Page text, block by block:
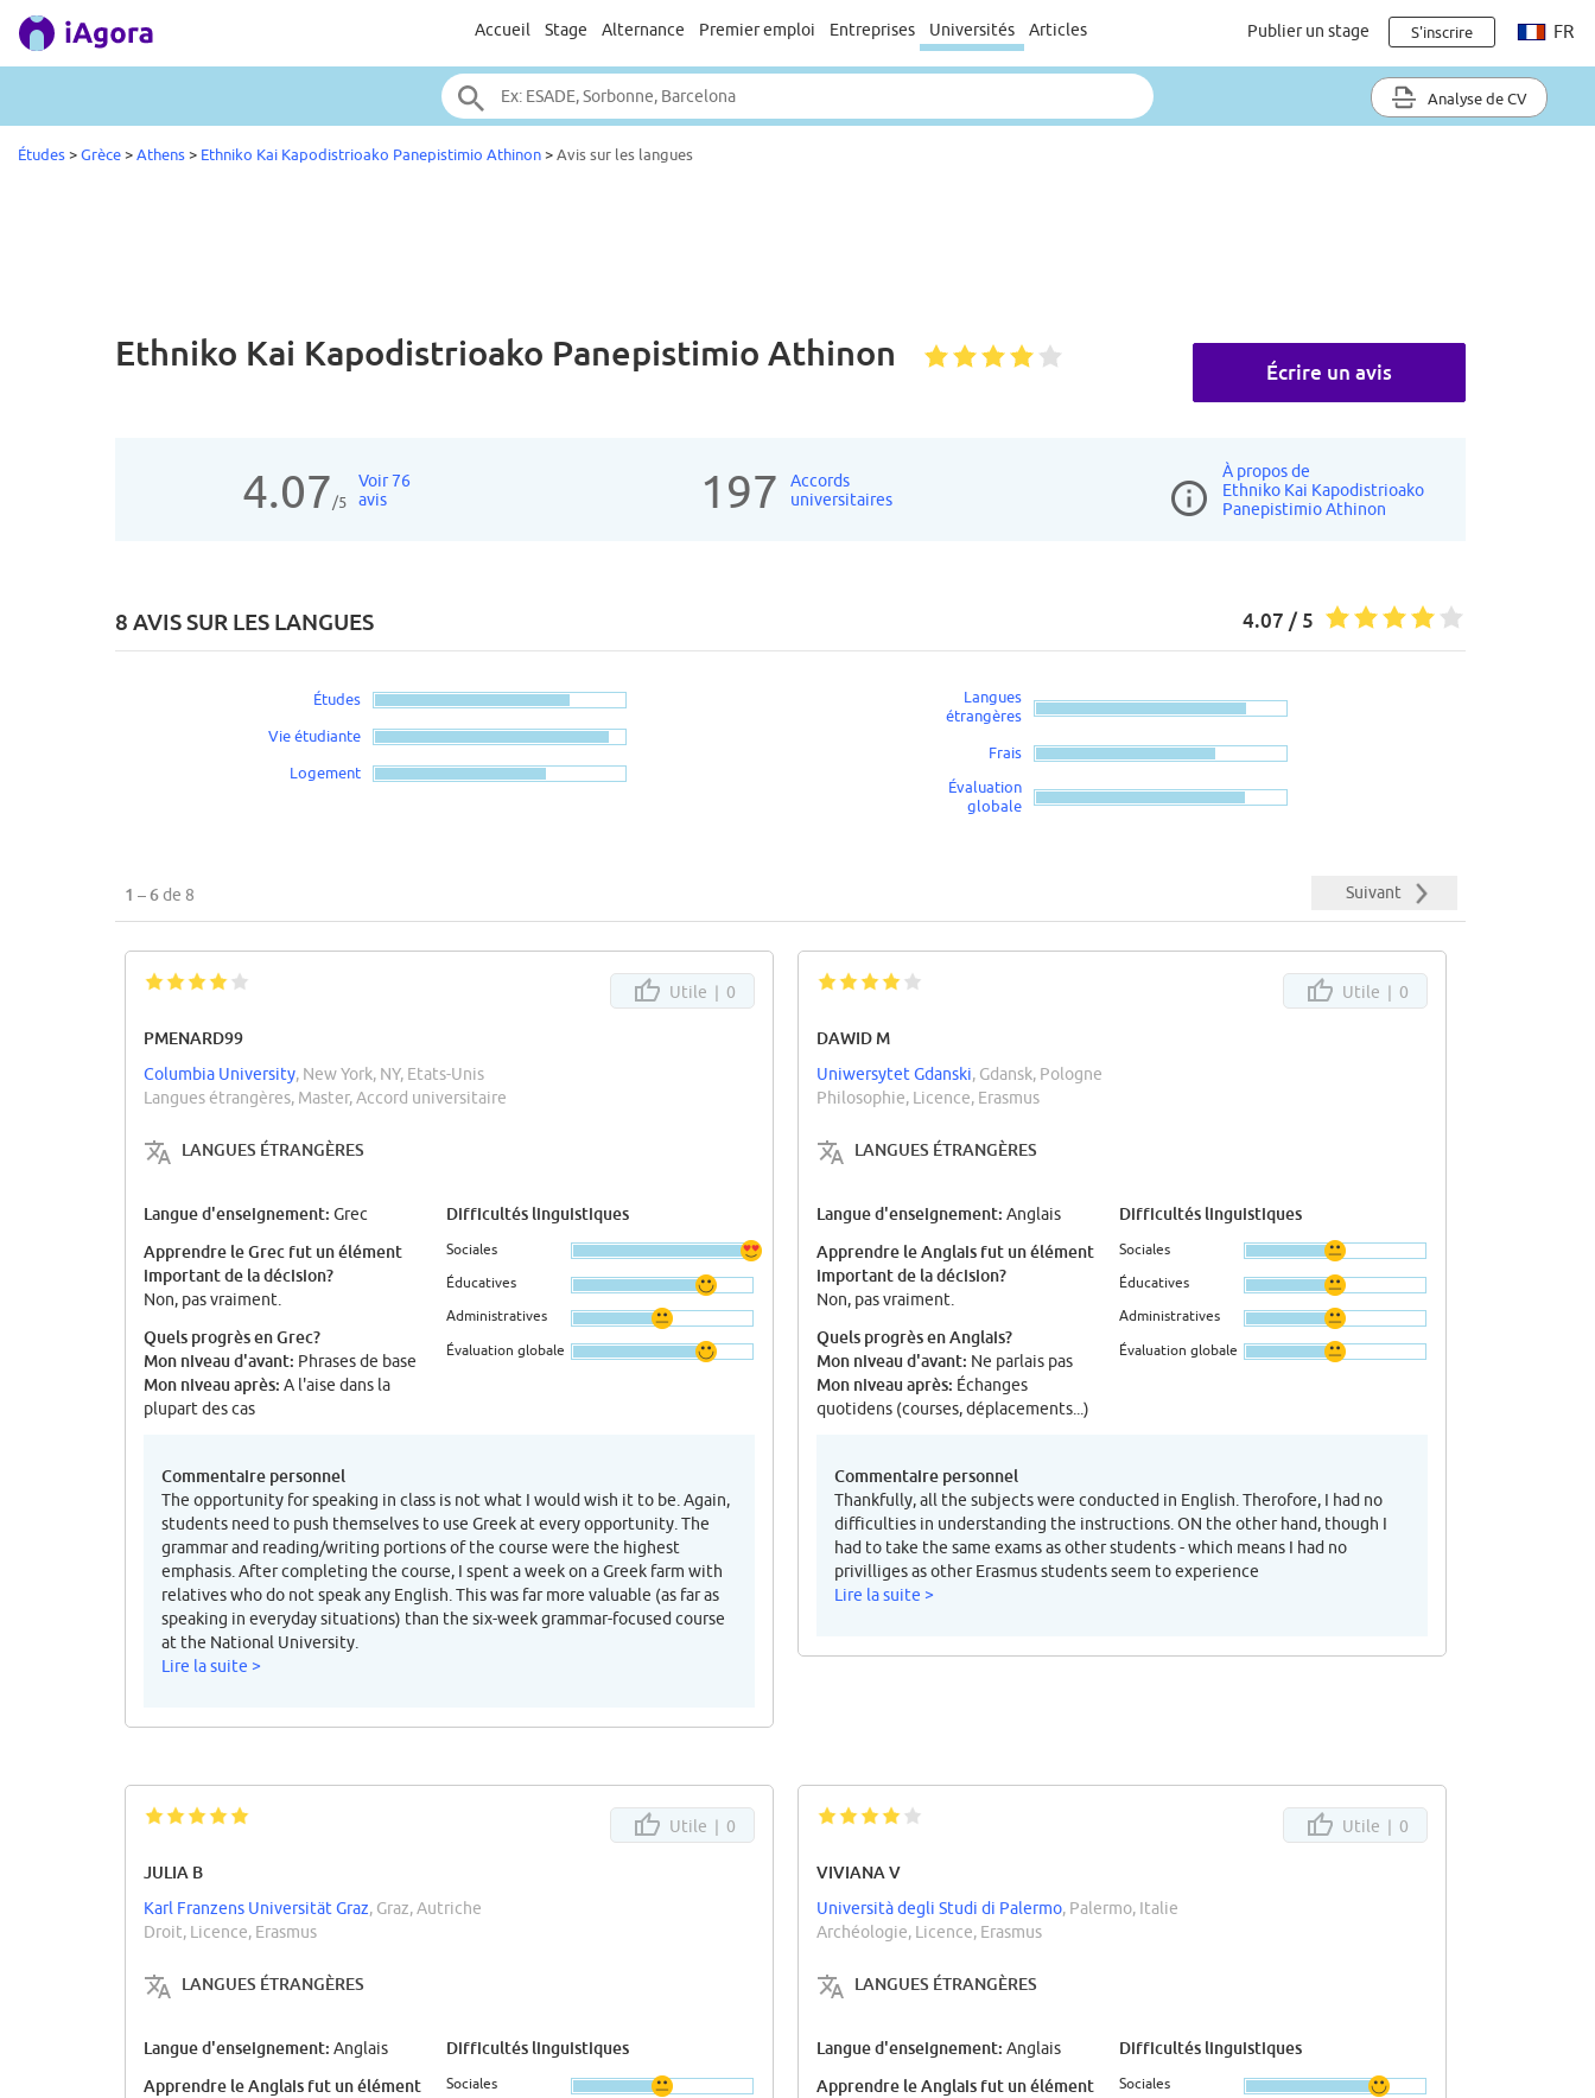
Accueil Stage Alternance Premier emploi Entreprises Universités Articles Publier un stage S'inscrire FR
Analyse de CV
Études>Grèce>Athens> Ethniko Kai Kapodistrioako Panepistimio Athinon>Avis sur les langues
Écrire un avis
Ethniko Kai Kapodistrioako Panepistimio Athinon
4.07/5
Voir 76
avis
197
Accords
universitaires
À propos de
Ethniko Kai Kapodistrioako
Panepistimio Athinon
8 AVIS SUR LES LANGUES 4.07 / 5
Études
Vie étudiante
Logement
Langues
étrangères
Frais
Évaluation
globale
1 – 6de 8 Suivant
Utile | 0
PMENARD99
Columbia University, New York, NY, Etats-Unis
Langues étrangères, Master, Accord universitaire
LANGUES ÉTRANGÈRES
Langue d'enseignement: Grec
Apprendre le Grec fut un élément
important de la décision?
Non, pas vraiment.
Quels progrès en Grec?
Mon niveau d'avant: Phrases de base
Mon niveau après: A l'aise dans la
plupart des cas
Difficultés linguistiques
Sociales
Éducatives
Administratives
Évaluation globale
Commentaire personnel
The opportunity for speaking in class is not what I would wish it to be. Again,
students need to push themselves to use Greek at every opportunity. The
grammar and reading/writing portions of the course were the highest
emphasis. After completing the course, I spent a week on a Greek farm with
relatives who do not speak any English. This was far more valuable (as far as
speaking in everyday situations) than the six-week grammar-focused course
at the National University.
Lire la suite >
Utile | 0
DAWID M
Uniwersytet Gdanski, Gdansk, Pologne
Philosophie, Licence, Erasmus
LANGUES ÉTRANGÈRES
Langue d'enseignement: Anglais
Apprendre le Anglais fut un élément
important de la décision?
Non, pas vraiment.
Quels progrès en Anglais?
Mon niveau d'avant: Ne parlais pas
Mon niveau après: Échanges
quotidens (courses, déplacements...)
Difficultés linguistiques
Sociales
Éducatives
Administratives
Évaluation globale
Commentaire personnel
Thankfully, all the subjects were conducted in English. Therofore, I had no
difficulties in understanding the instructions. ON the other hand, though I
had to take the same exams as other students - which means I had no
privilliges as other Erasmus students seem to experience
Lire la suite >
Utile | 0
JULIA B
Karl Franzens Universität Graz, Graz, Autriche
Droit, Licence, Erasmus
LANGUES ÉTRANGÈRES
Langue d'enseignement: Anglais
Apprendre le Anglais fut un élément
Difficultés linguistiques
Sociales
Utile | 0
VIVIANA V
Università degli Studi di Palermo, Palermo, Italie
Archéologie, Licence, Erasmus
LANGUES ÉTRANGÈRES
Langue d'enseignement: Anglais
Apprendre le Anglais fut un élément
Difficultés linguistiques
Sociales